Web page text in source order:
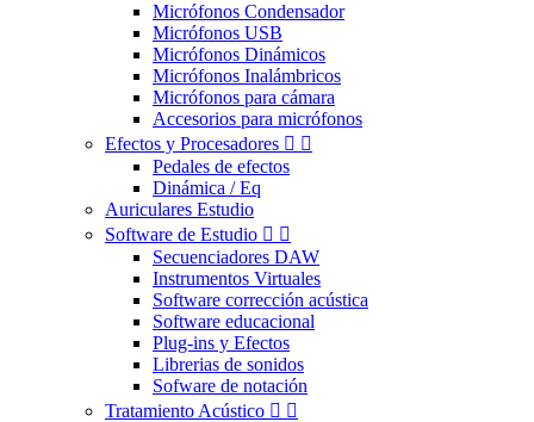
Micrófonos Condensador
Micrófonos USB
Micrófonos Dinámicos
Micrófonos Inalámbricos
Micrófonos para cámara
Accesorios para micrófonos
Efectos y Procesadores  
Pedales de efectos
Dinámica / Eq
Auriculares Estudio
Software de Estudio  
Secuenciadores DAW
Instrumentos Virtuales
Software corrección acústica
Software educacional
Plug-ins y Efectos
Librerias de sonidos
Sofware de notación
Tratamiento Acústico  